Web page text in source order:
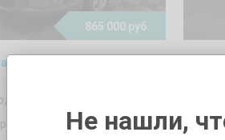
865 000 руб.
Octavia 1.8, 2013
выпуска:
216310 кмНе нашли,